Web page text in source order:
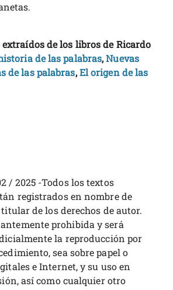
de los libros de Ricardo
de las palabras,Nuevas
de las palabras,El origen de las
/ 2025 -Todos los textos
registrados en nombre de
titular de los derechos de autor.
prohibida y será
la reproducción por
sea sobre papel o
e Internet, y su uso en
así como cualquier otro